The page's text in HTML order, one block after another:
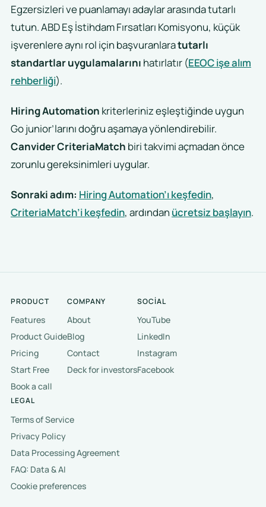
Egzersizleri ve puanlamayı adaylar arasında tutarlı
tutun. ABD Eş İstihdam Fırsatları Komisyonu, küçük
işverenlere aynı rol için başvuranlaratutarlı
standartlar uygulamalarını hatırlatır (EEOC işe alım
rehberliği).
Hiring Automation kriterleriniz eşleştiğinde uygun
Go junior’larını doğru aşamaya yönlendirebilir.
Canvider CriteriaMatch biri takvimi açmadan önce
zorunlu gereksinimleri uygular.
Sonraki adım: Hiring Automation’ı keşfedin,
CriteriaMatch’i keşfedin, ardından ücretsiz başlayın.
PRODUCT
Features
Product Guide
Pricing
Start Free
Book a call
COMPANY
About
Blog
Contact
Deck for investors
SOCIAL
YouTube
LinkedIn
Instagram
Facebook
LEGAL
Terms of Service
Privacy Policy
Data Processing Agreement
FAQ: Data & AI
Cookie preferences